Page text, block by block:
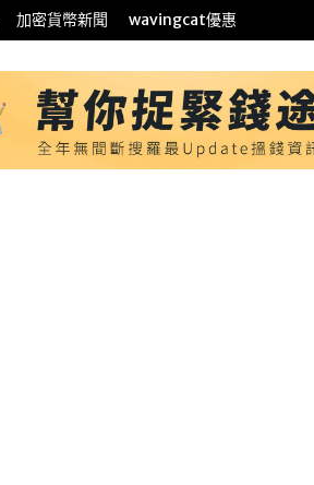
加密貨幣新聞 wavingcat優惠